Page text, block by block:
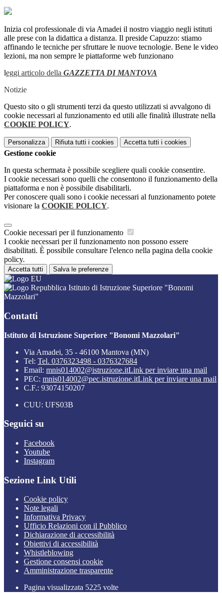
Inizia col professionale di via Amadei il nostro viaggio negli istituti
alle prese con la didattica a distanza. Il preside Capuzzo: stiamo
affinando le tecniche per sfruttare le nuove tecnologie. Bene le video
lezioni, ma non sempre le piattaforme web funzionano
leggi articolo della GAZZETTA DI MANTOVA
Notizie
Questo sito o gli strumenti terzi da questo utilizzati si avvalgono di
cookie necessari al funzionamento ed utili alle finalità illustrate nella
COOKIE POLICY.
Personalizza Rifiuta tutti i cookies Accetta tutti i cookies
Gestione cookie
In questa schermata è possibile scegliere quali cookie consentire.
I cookie necessari sono quelli che consentono il funzionamento della
piattaforma e non è possibile disabilitarli.
Per conoscere quali sono i cookie necessari al funzionamento potete
visionare la COOKIE POLICY.
Cookie necessari per il funzionamento
I cookie necessari per il funzionamento non possono essere
disabilitati. È possibile consultare l'elenco nella pagina della cookie
policy.
Accetta tutti Salva le preferenze
Istituto di Istruzione Superiore "Bonomi
Mazzolari"
Contatti
Istituto di Istruzione Superiore "Bonomi Mazzolari"
Via Amadei, 35 - 46100 Mantova (MN)
Tel: Tel. 0376323498 - 0376327684
Email: mnis014002@istruzione.itLink per inviare una mail
PEC: mnis014002@pec.istruzione.itLink per inviare una mail
C.F.: 93074150207
CUU: UFS03B
Seguici su
Facebook
Youtube
Instagram
Sezione Link Utili
Cookie policy
Note legali
Informativa Privacy
Ufficio Relazioni con il Pubblico
Dichiarazione di accessibilità
Obiettivi di accessibilità
Whistleblowing
Gestione consensi cookie
Amministrazione trasparente
Pagina visualizzata 5225 volte